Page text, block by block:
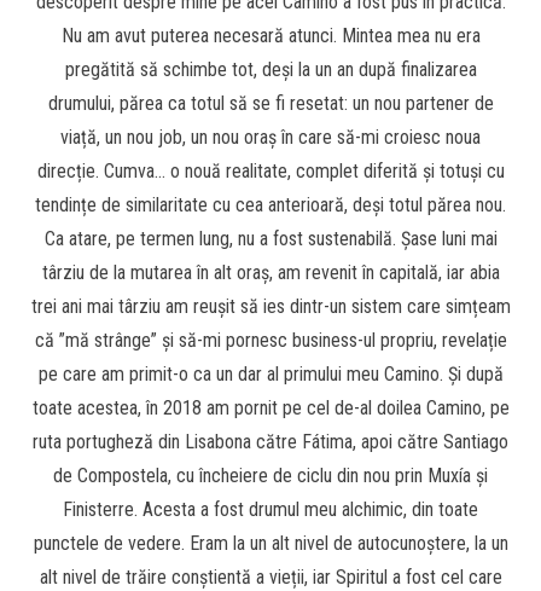
Nu am avut puterea necesară atunci. Mintea mea nu era
pregătită să schimbe tot, deși la un an după finalizarea
drumului, părea ca totul să se fi resetat: un nou partener de
viață, un nou job, un nou oraș în care să-mi croiesc noua
direcție. Cumva… o nouă realitate, complet diferită și totuși cu
tendințe de similaritate cu cea anterioară, deși totul părea nou.
Ca atare, pe termen lung, nu a fost sustenabilă. Șase luni mai
târziu de la mutarea în alt oraș, am revenit în capitală, iar abia
trei ani mai târziu am reușit să ies dintr-un sistem care simțeam
că ”mă strânge” și să-mi pornesc business-ul propriu, revelație
pe care am primit-o ca un dar al primului meu Camino. Și după
toate acestea, în 2018 am pornit pe cel de-al doilea Camino, pe
ruta portugheză din Lisabona către Fátima, apoi către Santiago
de Compostela, cu încheiere de ciclu din nou prin Muxía și
Finisterre. Acesta a fost drumul meu alchimic, din toate
punctele de vedere. Eram la un alt nivel de autocunoștere, la un
alt nivel de trăire conștientă a vieții, iar Spiritul a fost cel care